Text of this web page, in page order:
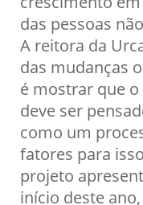
das pessoas
A reitora da
das mudanças
é mostrar que
deve ser
como um
fatores para
projeto
início deste